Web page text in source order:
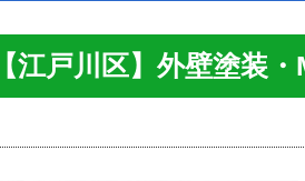
【江戸川区】外壁塗装